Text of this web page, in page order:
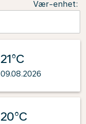
Vær-enhet:
21°C
09.08.2026
20°C